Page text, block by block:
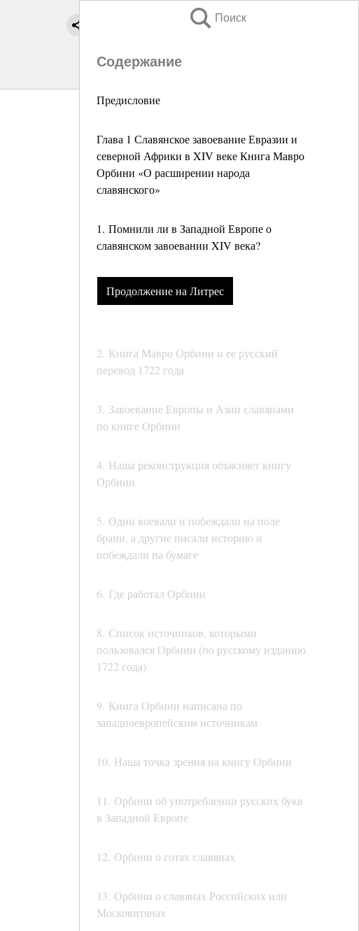
Поиск
Содержание
Предисловие
Глава 1 Славянское завоевание Евразии и
северной Африки в XIV веке Книга Мавро
Орбини «О расширении народа
славянского»
1. Помнили ли в Западной Европе о
славянском завоевании XIV века?
Продолжение на Литрес
2. Книга Мавро Орбини и ее русский
перевод 1722 года
3. Завоевание Европы и Азии славянами
по книге Орбини
4. Наша реконструкция объясняет книгу
Орбини
5. Одни воевали и побеждали на поле
брани, а другие писали историю и
побеждали на бумаге
6. Где работал Орбини
8. Список источников, которыми
пользовался Орбини (по русскому изданию
1722 года)
9. Книга Орбини написана по
западноевропейским источникам
10. Наша точка зрения на книгу Орбини
11. Орбини об употреблении русских букв
в Западной Европе
12. Орбини о готах славянах
13. Орбини о славянах Российских или
Московитянах